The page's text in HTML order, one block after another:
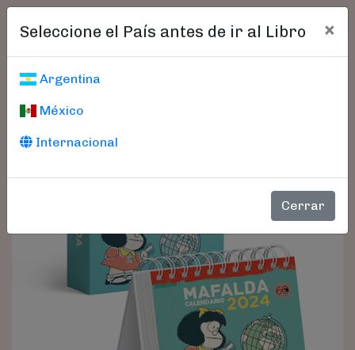
Seleccione el País antes de ir al Libro ×
Argentina
México
Internacional
Cerrar